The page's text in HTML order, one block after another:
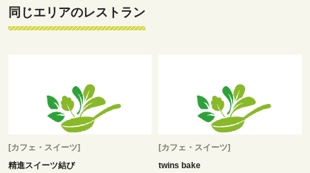
同じエリアのレストラン
[カフェ・スイーツ]
精進スイーツ結び
[カフェ・スイーツ]
twins bake